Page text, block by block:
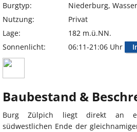
Burgtyp:
Niederburg,
Nutzung:
Privat
Lage:
182 m.ü.NN.
Sonnenlicht:
06:11-21:06 Uhr
Baubestand &
Burg Zülpich liegt direkt an
südwestlichen Ende der